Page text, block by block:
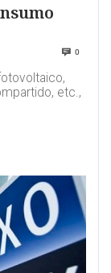
0
etc.,